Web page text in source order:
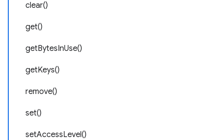
clear()
get()
getBytesInUse()
getKeys()
remove()
set()
setAccessLevel()